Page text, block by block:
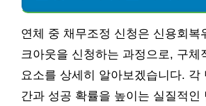
연체 중 채무조정 신청은 신용회복
크아웃을 신청하는 과정으로, 구체
요소를 상세히 알아보겠습니다. 각
간과 성공 확률을 높이는 실질적인